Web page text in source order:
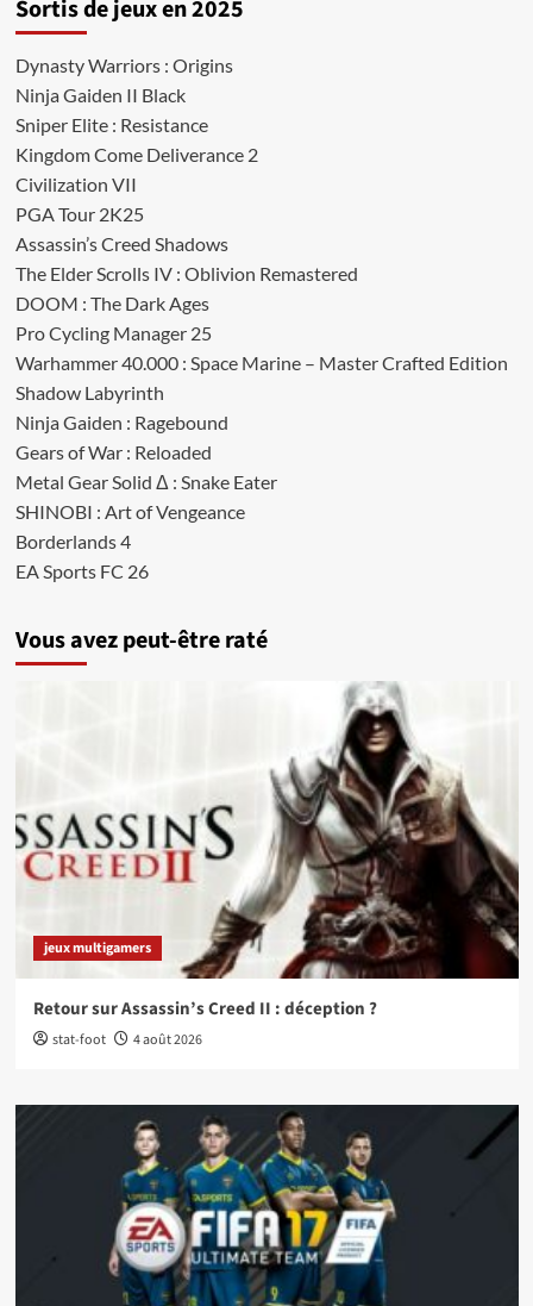
Sortis de jeux en 2025
Dynasty Warriors : Origins
Ninja Gaiden II Black
Sniper Elite : Resistance
Kingdom Come Deliverance 2
Civilization VII
PGA Tour 2K25
Assassin’s Creed Shadows
The Elder Scrolls IV : Oblivion Remastered
DOOM : The Dark Ages
Pro Cycling Manager 25
Warhammer 40.000 : Space Marine – Master Crafted Edition
Shadow Labyrinth
Ninja Gaiden : Ragebound
Gears of War : Reloaded
Metal Gear Solid Δ : Snake Eater
SHINOBI : Art of Vengeance
Borderlands 4
EA Sports FC 26
Vous avez peut-être raté
jeux multigamers
Retour sur Assassin’s Creed II : déception ?
stat-foot 4 août 2026